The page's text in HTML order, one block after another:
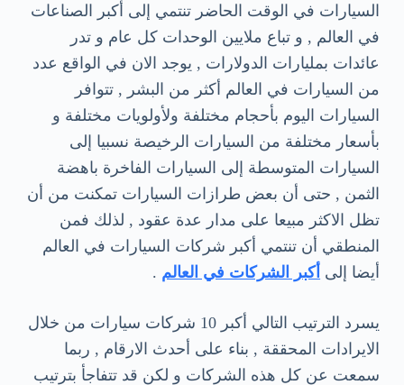
السيارات في الوقت الحاضر تنتمي إلى أكبر الصناعات
في العالم , و تباع ملايين الوحدات كل عام و تدر
عائدات بمليارات الدولارات , يوجد الان في الواقع عدد
من السيارات في العالم أكثر من البشر , تتوافر
السيارات اليوم بأحجام مختلفة ولأولويات مختلفة و
بأسعار مختلفة من السيارات الرخيصة نسبيا إلى
السيارات المتوسطة إلى السيارات الفاخرة باهضة
الثمن , حتى أن بعض طرازات السيارات تمكنت من أن
تظل الاكثر مبيعا على مدار عدة عقود , لذلك فمن
المنطقي أن تنتمي أكبر شركات السيارات في العالم
أيضا إلى أكبر الشركات في العالم .
يسرد الترتيب التالي أكبر 10 شركات سيارات من خلال
الايرادات المحققة , بناء على أحدث الارقام , ربما
سمعت عن كل هذه الشركات و لكن قد تتفاجأ بترتيب